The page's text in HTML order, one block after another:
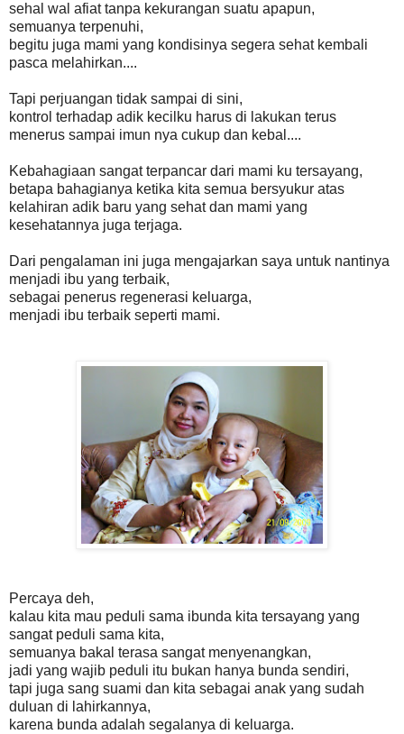
sehal wal afiat tanpa kekurangan suatu apapun,
semuanya terpenuhi,
begitu juga mami yang kondisinya segera sehat kembali
pasca melahirkan....
Tapi perjuangan tidak sampai di sini,
kontrol terhadap adik kecilku harus di lakukan terus
menerus sampai imun nya cukup dan kebal....
Kebahagiaan sangat terpancar dari mami ku tersayang,
betapa bahagianya ketika kita semua bersyukur atas
kelahiran adik baru yang sehat dan mami yang
kesehatannya juga terjaga.
Dari pengalaman ini juga mengajarkan saya untuk nantinya
menjadi ibu yang terbaik,
sebagai penerus regenerasi keluarga,
menjadi ibu terbaik seperti mami.
Percaya deh,
kalau kita mau peduli sama ibunda kita tersayang yang
sangat peduli sama kita,
semuanya bakal terasa sangat menyenangkan,
jadi yang wajib peduli itu bukan hanya bunda sendiri,
tapi juga sang suami dan kita sebagai anak yang sudah
duluan di lahirkannya,
karena bunda adalah segalanya di keluarga.